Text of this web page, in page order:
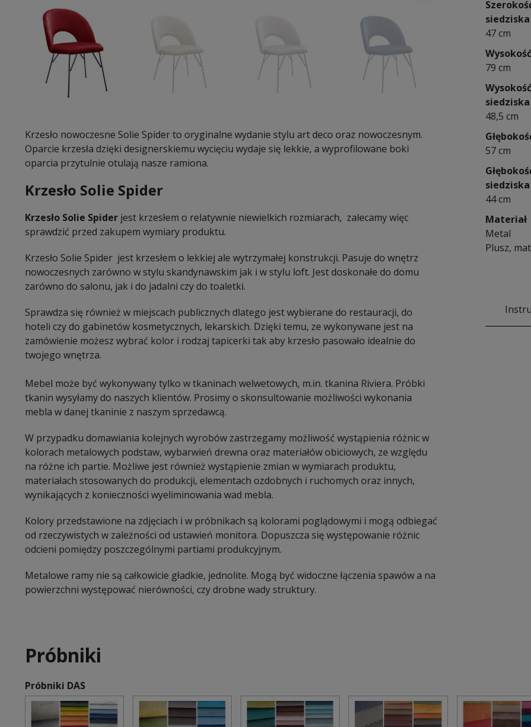
Krzesło nowoczesne Solie Spiderto oryginalne wydanie stylu art deco oraz nowoczesnym.
Oparcie krzesła dzięki designerskiemu wycięciu wydaje się lekkie, a wyprofilowane boki
oparcia przytulnie otulają nasze ramiona.
Krzesło Solie Spider
Krzesło Solie Spider jest krzesłem o relatywnie niewielkich rozmiarach, zalecamy więc
sprawdzić przed zakupem wymiary produktu.
Krzesło Solie Spider jest krzesłem o lekkiej ale wytrzymałej konstrukcji. Pasuje do wnętrz
nowoczesnych zarówno w stylu skandynawskim jak i w stylu loft. Jest doskonałe do domu
zarówno do salonu, jak i do jadalni czy do toaletki.
Sprawdza się również w miejscach publicznych dlatego jest wybierane do restauracji, do
hoteli czy do gabinetów kosmetycznych, lekarskich. Dzięki temu, ze wykonywane jest na
zamówienie możesz wybrać kolor i rodzaj tapicerki tak aby krzesło pasowało idealnie do
twojego wnętrza.
Mebel może być wykonywany tylko w tkaninach welwetowych, m.in. tkanina Riviera. Próbki
tkanin wysyłamy do naszych klientów. Prosimy o skonsultowanie możliwości wykonania
mebla w danej tkaninie z naszym sprzedawcą.
W przypadku domawiania kolejnych wyrobów zastrzegamy możliwość wystąpienia różnic w
kolorach metalowych podstaw, wybarwień drewna oraz materiałów obiciowych, ze względu
na różne ich partie. Możliwe jest również wystąpienie zmian w wymiarach produktu,
materiałach stosowanych do produkcji, elementach ozdobnych i ruchomych oraz innych,
wynikających z konieczności wyeliminowania wad mebla.
Kolory przedstawione na zdjęciach i w próbnikach są kolorami poglądowymi i mogą odbiegać
od rzeczywistych w zależności od ustawień monitora. Dopuszcza się występowanie różnic
odcieni pomiędzy poszczególnymi partiami produkcyjnym.
Metalowe ramy nie są całkowicie gładkie, jednolite. Mogą być widoczne łączenia spawów a na
powierzchni występować nierówności, czy drobne wady struktury.
siedziska
47 cm
Wysokość
79 cm
Wysokość
siedziska
48,5 cm
57 cm
siedziska
44 cm
Materiał
Metal
Plusz,
Próbniki
Próbniki DAS